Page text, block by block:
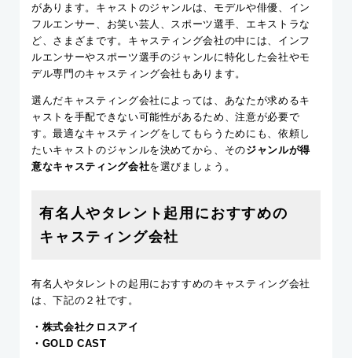
があります。キャストのジャンルは、モデルや俳優、イン
フルエンサー、お笑い芸人、スポーツ選手、エキストラな
ど、さまざまです。キャスティング会社の中には、インフ
ルエンサーやスポーツ選手のジャンルに特化した会社やモ
デル専門のキャスティング会社もあります。
選んだキャスティング会社によっては、あなたが求めるキ
ャストを手配できない可能性があるため、注意が必要で
す。最適なキャスティングをしてもらうためにも、依頼し
たいキャストのジャンルを決めてから、そのジャンルが得
意なキャスティング会社を選びましょう。
有名人やタレント起用におすすめの
キャスティング会社
有名人やタレントの起用におすすめのキャスティング会社
は、下記の２社です。
・株式会社クロスアイ
・GOLD CAST